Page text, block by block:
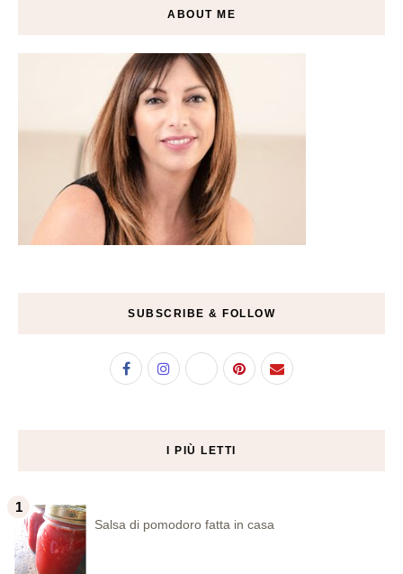
ABOUT ME
SUBSCRIBE & FOLLOW
I PIÙ LETTI
Salsa di pomodoro fatta in casa